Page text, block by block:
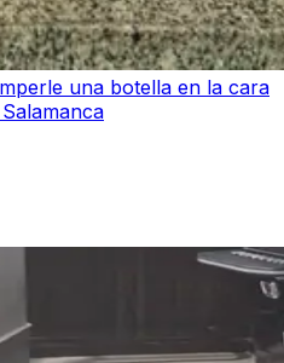
una botella en la cara